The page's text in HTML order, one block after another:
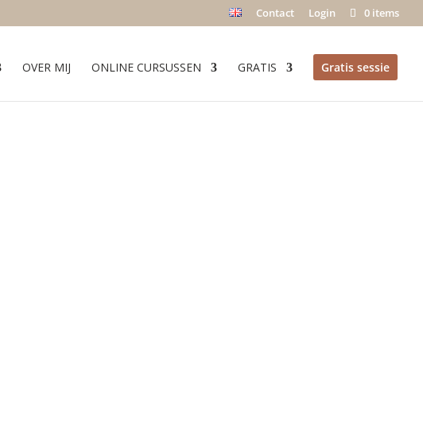
Contact Login 0 items
OVER MIJ ONLINE CURSUSSEN GRATIS Gratis sessie